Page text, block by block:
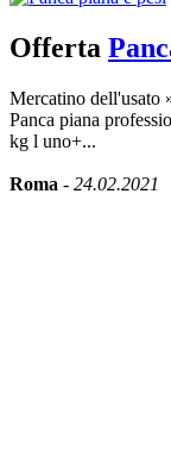
Offerta
Mercatino dell'usato
Panca piana
kg l uno+...
Roma - 24.02.2021